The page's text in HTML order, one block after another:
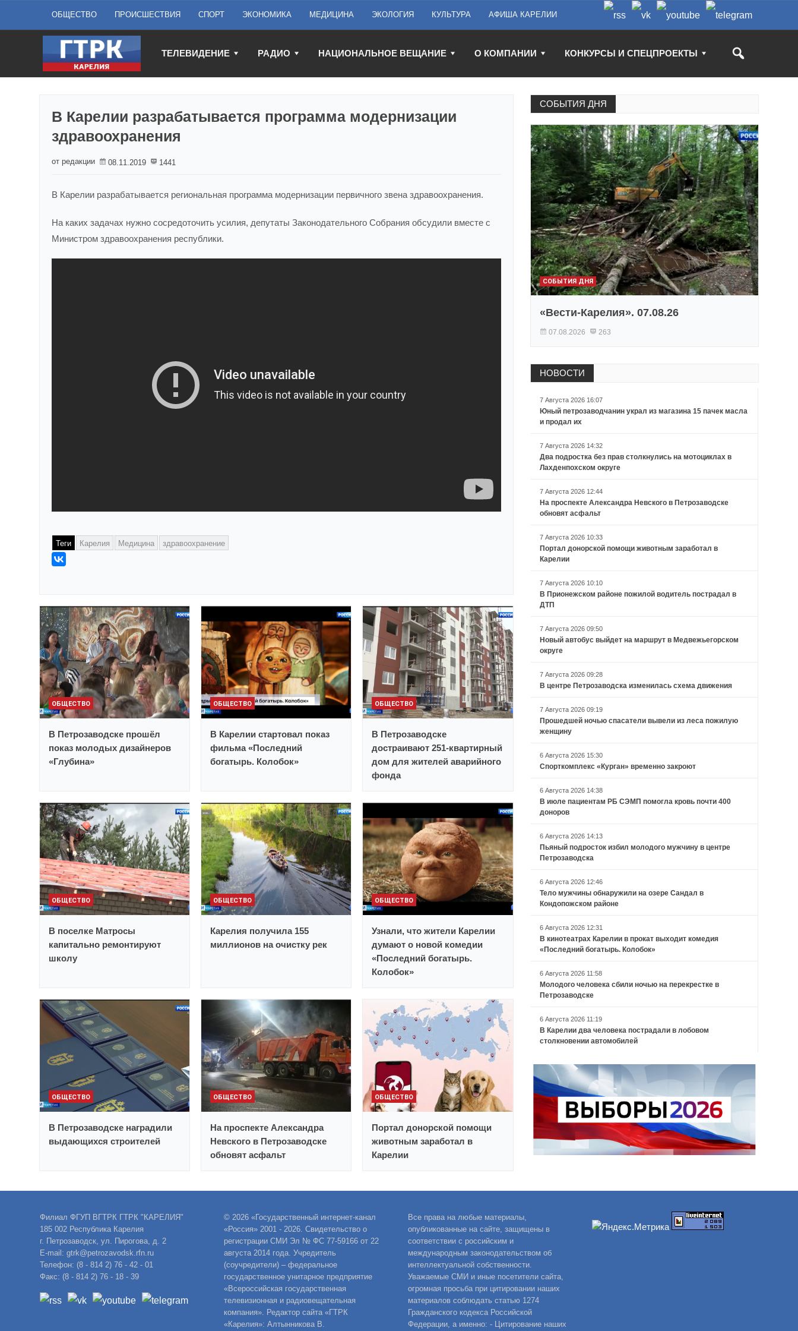
ОБЩЕСТВО ПРОИСШЕСТВИЯ СПОРТ ЭКОНОМИКА МЕДИЦИНА ЭКОЛОГИЯ КУЛЬТУРА АФИША КАРЕЛИИ
ТЕЛЕВИДЕНИЕ РАДИО НАЦИОНАЛЬНОЕ ВЕЩАНИЕ О КОМПАНИИ КОНКУРСЫ И СПЕЦПРОЕКТЫ
В Карелии разрабатывается программа модернизации
здравоохранения
от редакции 08.11.2019 1441
В Карелии разрабатывается региональная программа модернизации первичного звена здравоохранения.
На каких задачах нужно сосредоточить усилия, депутаты Законодательного Собрания обсудили вместе с
Министром здравоохранения республики.
Теги Карелия Медицина здравоохранение
ОБЩЕСТВО
В Петрозаводске прошёл
показ молодых дизайнеров
«Глубина»
ОБЩЕСТВО
В Карелии стартовал показ
фильма «Последний
богатырь. Колобок»
ОБЩЕСТВО
В Петрозаводске
достраивают 251-квартирный
дом для жителей аварийного
фонда
ОБЩЕСТВО
В поселке Матросы
капитально ремонтируют
школу
ОБЩЕСТВО
Карелия получила 155
миллионов на очистку рек
ОБЩЕСТВО
Узнали, что жители Карелии
думают о новой комедии
«Последний богатырь.
Колобок»
ОБЩЕСТВО
В Петрозаводске наградили
выдающихся строителей
ОБЩЕСТВО
На проспекте Александра
Невского в Петрозаводске
обновят асфальт
ОБЩЕСТВО
Портал донорской помощи
животным заработал в
Карелии
СОБЫТИЯ ДНЯ
СОБЫТИЯ ДНЯ
«Вести-Карелия». 07.08.26
07.08.2026 263
НОВОСТИ
7 Августа 2026 16:07
Юный петрозаводчанин украл из магазина 15 пачек масла
и продал их
7 Августа 2026 14:32
Два подростка без прав столкнулись на мотоциклах в
Лахденпохском округе
7 Августа 2026 12:44
На проспекте Александра Невского в Петрозаводске
обновят асфальт
7 Августа 2026 10:33
Портал донорской помощи животным заработал в
Карелии
7 Августа 2026 10:10
В Прионежском районе пожилой водитель пострадал в
ДТП
7 Августа 2026 09:50
Новый автобус выйдет на маршрут в Медвежьегорском
округе
7 Августа 2026 09:28
В центре Петрозаводска изменилась схема движения
7 Августа 2026 09:19
Прошедшей ночью спасатели вывели из леса пожилую
женщину
6 Августа 2026 15:30
Спорткомплекс «Курган» временно закроют
6 Августа 2026 14:38
В июле пациентам РБ СЭМП помогла кровь почти 400
доноров
6 Августа 2026 14:13
Пьяный подросток избил молодого мужчину в центре
Петрозаводска
6 Августа 2026 12:46
Тело мужчины обнаружили на озере Сандал в
Кондопожском районе
6 Августа 2026 12:31
В кинотеатрах Карелии в прокат выходит комедия
«Последний богатырь. Колобок»
6 Августа 2026 11:58
Молодого человека сбили ночью на перекрестке в
Петрозаводске
6 Августа 2026 11:19
В Карелии два человека пострадали в лобовом
столкновении автомобилей
Филиал ФГУП ВГТРК ГТРК "КАРЕЛИЯ"
185 002 Республика Карелия
г. Петрозаводск, ул. Пирогова, д. 2
E-mail: gtrk@petrozavodsk.rfn.ru
Телефон: (8 - 814 2) 76 - 42 - 01
Факс: (8 - 814 2) 76 - 18 - 39
© 2026 «Государственный интернет-канал
«Россия» 2001 - 2026. Свидетельство о
регистрации СМИ Эл № ФС 77-59166 от 22
августа 2014 года. Учредитель
(соучредители) – федеральное
государственное унитарное предприятие
«Всероссийская государственная
телевизионная и радиовещательная
компания». Редактор сайта «ГТРК
«Карелия»: Алтынникова В.
Все права на любые материалы,
опубликованные на сайте, защищены в
соответствии с российским и
международным законодательством об
интеллектуальной собственности.
Уважаемые СМИ и иные посетители сайта,
огромная просьба при цитировании наших
материалов соблюдать статью 1274
Гражданского кодекса Российской
Федерации, а именно: - Цитирование наших